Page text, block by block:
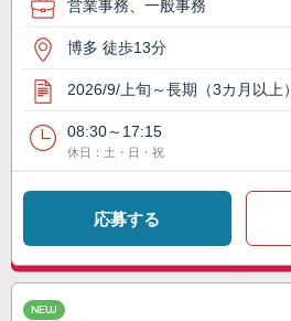
営業事務、一般事務
博多 徒歩13分
2026/9/上旬～長期（3カ月以上）
08:30～17:15
休日：土・日・祝
応募する
NEW